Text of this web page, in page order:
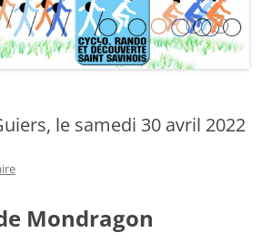
le samedi 30 avril 2022
Mondragon